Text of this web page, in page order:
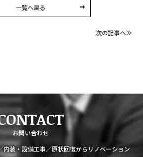
一覧へ戻る
次の記事へ≫
お問い合わせ
内装・設備工事／原状回復からリノベーション